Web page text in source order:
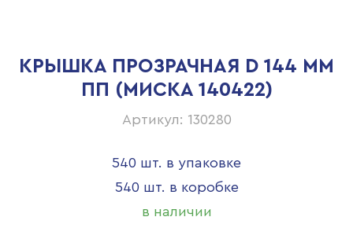
КРЫШКА ПРОЗРАЧНАЯ D 144 ММ
ПП (МИСКА 140422)
Артикул: 130280
540 шт. в упаковке
540 шт. в коробке
в наличии